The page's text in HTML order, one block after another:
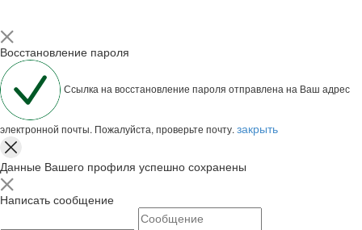
Восстановление пароля
Ссылка на восстановление пароля отправлена на Ваш адрес
электронной почты. Пожалуйста, проверьте почту. закрыть
Данные Вашего профиля успешно сохранены
Написать сообщение